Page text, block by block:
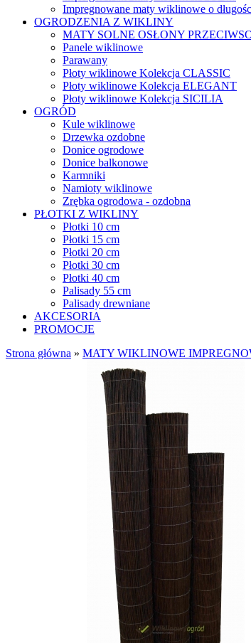
Impregnowane maty wiklinowe o
OGRODZENIA Z WIKLINY
MATY SOLNE OSŁONY
Panele wiklinowe
Parawany
Płoty wiklinowe Kolekcja CLASSIC
Płoty wiklinowe Kolekcja ELEGANT
Płoty wiklinowe Kolekcja SICILIA
OGRÓD
Kule wiklinowe
Drzewka ozdobne
Donice ogrodowe
Donice balkonowe
Karmniki
Namioty wiklinowe
Zrębka ogrodowa - ozdobna
PŁOTKI Z WIKLINY
Płotki 10 cm
Płotki 15 cm
Płotki 20 cm
Płotki 30 cm
Płotki 40 cm
Palisady 55 cm
Palisady drewniane
AKCESORIA
PROMOCJE
Strona główna » MATY WIKLINOWE